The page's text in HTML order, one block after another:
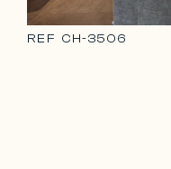
REF CH-3506